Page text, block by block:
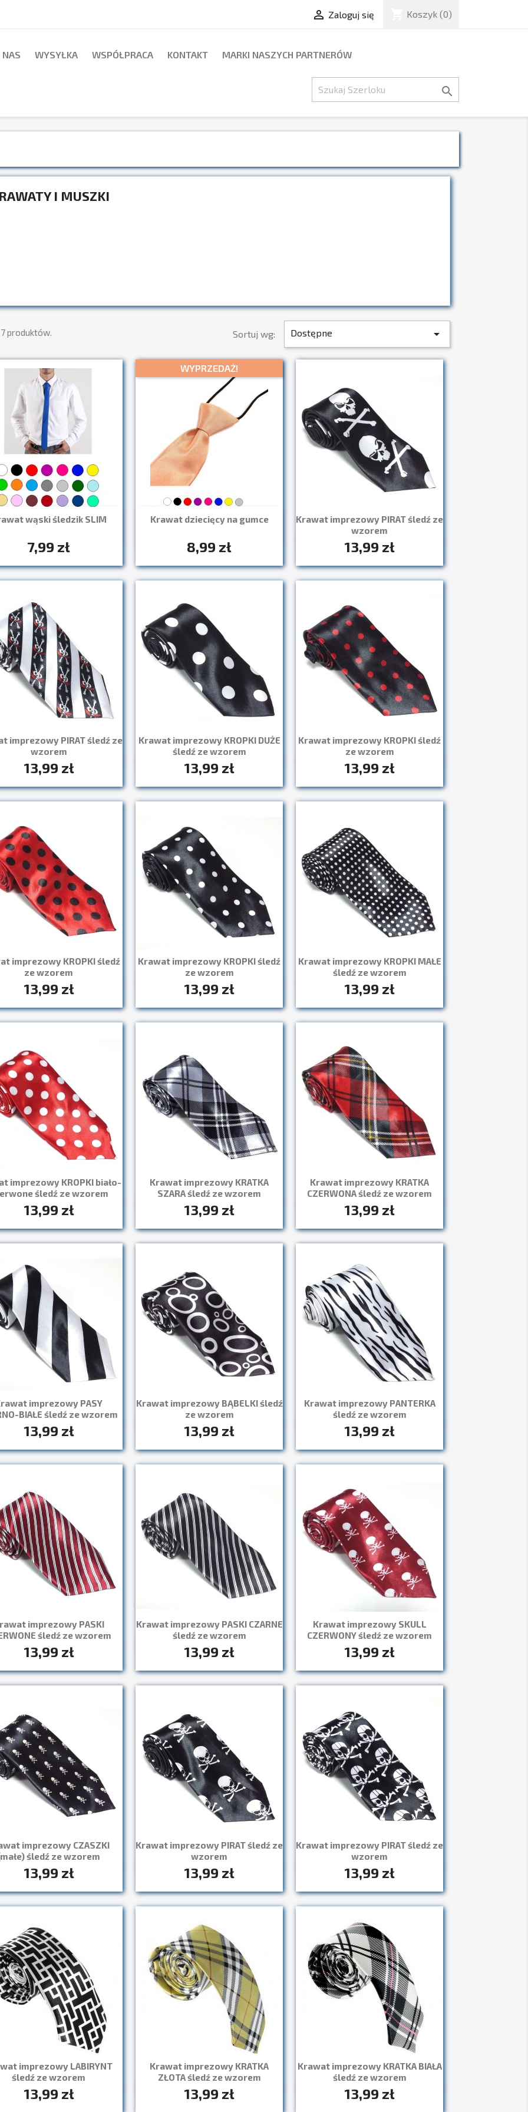
 Zaloguj się Koszyk (0)
NAS WYSYŁKA WSPÓŁPRACA KONTAKT MARKI NASZYCH PARTNERÓW

I MUSZKI
produktów. Sortuj wg: Dostępne 
wąski śledzik SLIM
7,99 zł
Szybki podgląd
Krawat dziecięcy na gumce
8,99 zł
WYPRZEDAŻ!
Szybki podgląd
Krawat imprezowy PIRAT śledź ze
wzorem
13,99 zł
Szybki podgląd
imprezowy PIRAT śledź ze
wzorem
13,99 zł
Szybki podgląd
Krawat imprezowy KROPKI DUŻE
śledź ze wzorem
13,99 zł
Szybki podgląd
Krawat imprezowy KROPKI śledź
ze wzorem
13,99 zł
Szybki podgląd
imprezowy KROPKI śledź
ze wzorem
13,99 zł
Szybki podgląd
Krawat imprezowy KROPKI śledź
ze wzorem
13,99 zł
Szybki podgląd
Krawat imprezowy KROPKI MAŁE
śledź ze wzorem
13,99 zł
Szybki podgląd
imprezowy KROPKI biało-
śledź ze wzorem
13,99 zł
Szybki podgląd
Krawat imprezowy KRATKA
SZARA śledź ze wzorem
13,99 zł
Szybki podgląd
Krawat imprezowy KRATKA
CZERWONA śledź ze wzorem
13,99 zł
Szybki podgląd
imprezowy PASY
BIAŁE śledź ze wzorem
13,99 zł
Szybki podgląd
Krawat imprezowy BĄBELKI śledź
ze wzorem
13,99 zł
Szybki podgląd
Krawat imprezowy PANTERKA
śledź ze wzorem
13,99 zł
Szybki podgląd
imprezowy PASKI
śledź ze wzorem
13,99 zł
Szybki podgląd
Krawat imprezowy PASKI CZARNE
śledź ze wzorem
13,99 zł
Szybki podgląd
Krawat imprezowy SKULL
CZERWONY śledź ze wzorem
13,99 zł
Szybki podgląd
imprezowy CZASZKI
śledź ze wzorem
13,99 zł
Szybki podgląd
Krawat imprezowy PIRAT śledź ze
wzorem
13,99 zł
Szybki podgląd
Krawat imprezowy PIRAT śledź ze
wzorem
13,99 zł
Szybki podgląd
imprezowy LABIRYNT
śledź ze wzorem
13,99 zł
Szybki podgląd
Krawat imprezowy KRATKA
ZŁOTA śledź ze wzorem
13,99 zł
Szybki podgląd
Krawat imprezowy KRATKA BIAŁA
śledź ze wzorem
13,99 zł
Szybki podgląd